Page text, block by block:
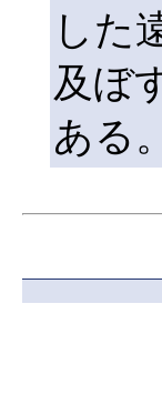
した
及ぼ
ある。